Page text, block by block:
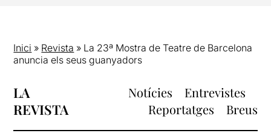
Inici » Revista » La 23ª Mostra de Teatre de Barcelona
anuncia els seus guanyadors
LA
REVISTA
Notícies
Entrevistes
Reportatges
Breus